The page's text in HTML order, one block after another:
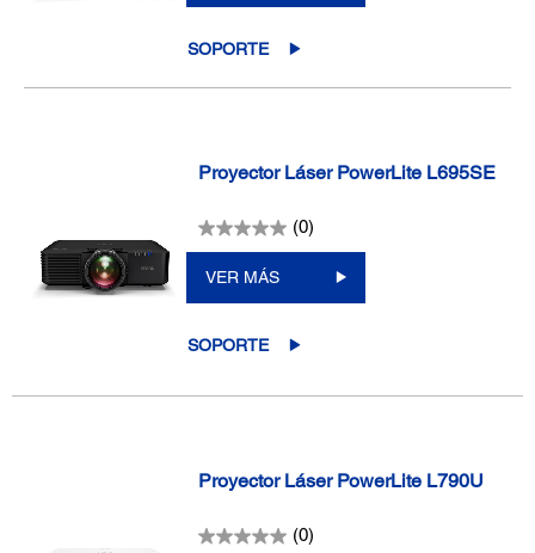
SOPORTE
Proyector Láser PowerLite L695SE
(0)
VER MÁS
SOPORTE
Proyector Láser PowerLite L790U
(0)